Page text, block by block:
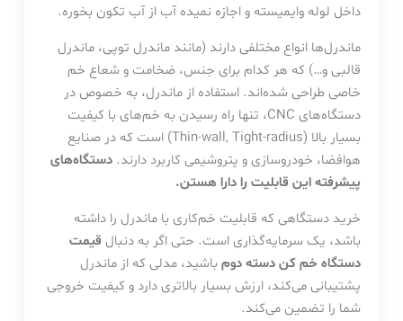
داخل لوله وایمیسته و اجازه نمیده آب از آب تکون بخوره.
ماندرل‌ها انواع مختلفی دارند (مانند ماندرل توپی، ماندرل
قالبی و…) که هر کدام برای جنس، ضخامت و شعاع خم
خاصی طراحی شده‌اند. استفاده از ماندرل، به خصوص در
دستگاه‌های CNC، تنها راه رسیدن به خم‌های با کیفیت
بسیار بالا (Thin-wall, Tight-radius) است که در صنایع
هوافضا، خودروسازی و پتروشیمی کاربرد دارند. دستگاه‌های
پیشرفته این قابلیت را دارا هستن.
خرید دستگاهی که قابلیت خم‌کاری با ماندرل را داشته
باشد، یک سرمایه‌گذاری است. حتی اگر به دنبال قیمت
دستگاه خم کن دسته دومباشید، مدلی که از ماندرل
پشتیبانی می‌کند، ارزش بسیار بالاتری دارد و کیفیت خروجی
شما را تضمین می‌کند.